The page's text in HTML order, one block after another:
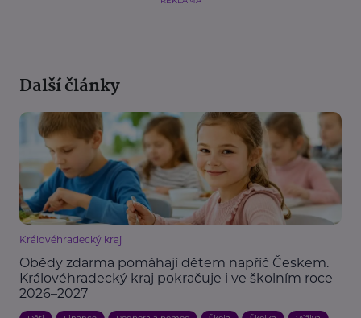
Další články
Královéhradecký kraj
Obědy zdarma pomáhají dětem napříč Českem.
Královéhradecký kraj pokračuje i ve školním roce
2026–2027